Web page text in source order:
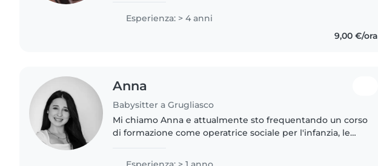
credo che siano spontanei,..
Esperienza: > 4 anni
9,00 €/ora
Anna
Babysitter a Grugliasco
Mi chiamo Anna e attualmente sto frequentando un corso
di formazione come operatrice sociale per l'infanzia, le
empatica, paziente,..